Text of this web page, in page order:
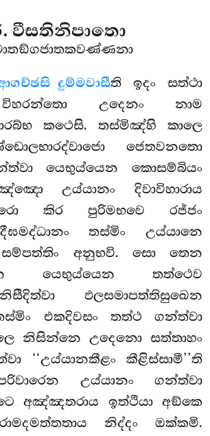
වීසතිනිපාතො
දුම්මවාසීති ඉදං සත්ථා
උදෙනං නාම
ආරබ්භ කථෙසි. තස්මිඤ්හි කාලෙ
ජෙතවනතො
යෙභුය්යෙන කොසම්බියං
උය්යානං දිවාවිහාරාය
කිර පුරිමභවෙ රජ්ජං
තස්මිං උය්යානෙ
සම්පත්තිං අනුභවි. සො තෙන
යෙභුය්යෙන තත්ථෙව
ඵලසමාපත්තිසුඛෙන
එකදිවසං තත්ථ ගන්ත්වා
නිසින්නෙ උදෙනො සත්තාහං
‘‘උය්යානකීළං කීළිස්සාමී’’ති
උය්යානං ගන්ත්වා
අඤ්ඤතරාය ඉත්ථියා අඞ්කෙ
නිද්දං ඔක්කමි.